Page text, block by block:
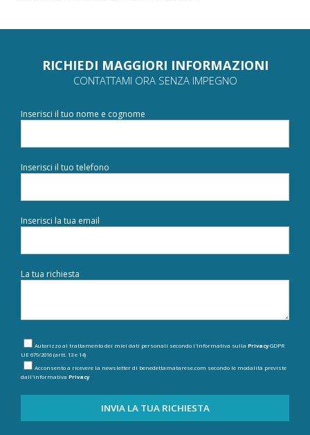
RICHIEDI MAGGIORI INFORMAZIONI
CONTATTAMI ORA SENZA IMPEGNO
Inserisci il tuo nome e cognome
Inserisci il tuo telefono
Inserisci la tua email
La tua richiesta
Autorizzo al trattamento dei miei dati personali secondo l'Informativa sulla PrivacyGDPR
UE 679/2016 (artt. 13 e 14)
Acconsento a ricevere la newsletter di benedettamatarese.com secondo le modalità previste
dall'informativa Privacy